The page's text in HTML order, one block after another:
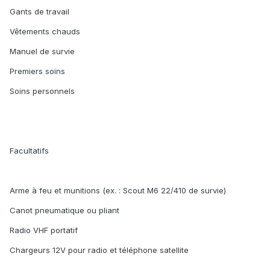
Gants de travail
Vêtements chauds
Manuel de survie
Premiers soins
Soins personnels
Facultatifs
Arme à feu et munitions (ex. : Scout M6 22/410 de survie)
Canot pneumatique ou pliant
Radio VHF portatif
Chargeurs 12V pour radio et téléphone satellite